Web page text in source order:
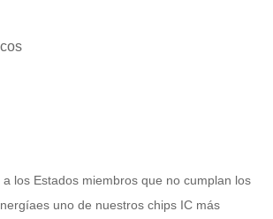
los Estados miembros que no cumplan los
es uno de nuestros chips IC más